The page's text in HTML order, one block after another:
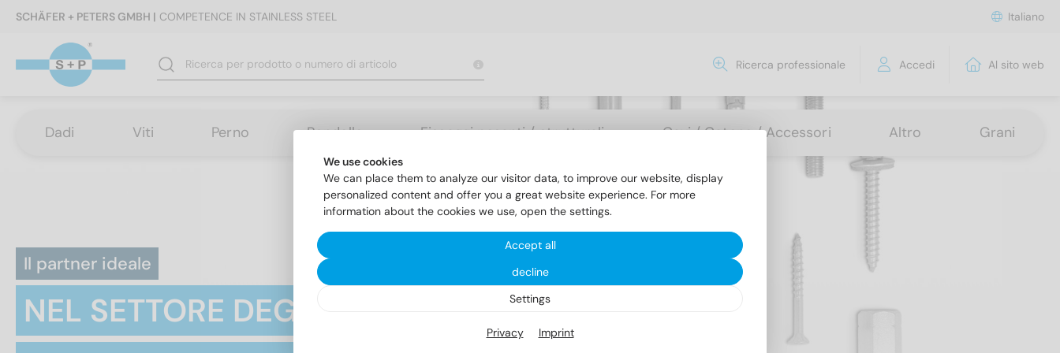
SCHÄFER + PETERS GMBH | COMPETENCE IN STAINLESS STEEL Italiano
Ricerca professionale Accedi Al sito web
Dadi Viti Perno Rondelle Fissaggi pesanti / strutturali Cavi / Catene / Accessori Altro Grani
Il partner ideale
NEL SETTORE DEGLI ELEMENTI
We use cookies
We can place them to analyze our visitor data, to improve our website, display
personalized content and offer you a great website experience. For more
information about the cookies we use, open the settings.
Accept all
decline
Settings
Privacy Imprint